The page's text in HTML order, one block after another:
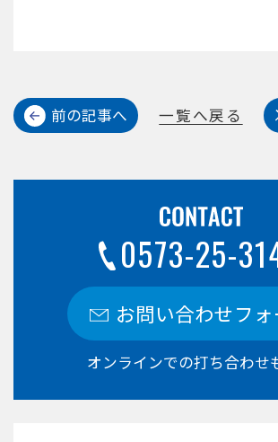
前の記事へ 一覧へ戻る
0573-25-
お問い合わせフォ
オンラインでの打ち合わせ